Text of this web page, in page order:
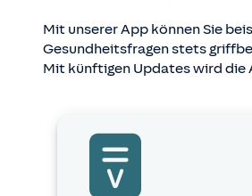
Mit unserer App können Sie
Gesundheitsfragen stets
Mit künftigen Updates wird die